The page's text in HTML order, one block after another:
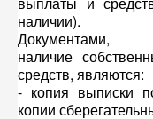
наличии).
Документами,
наличие
средств, являются:
- копия выписки
копии